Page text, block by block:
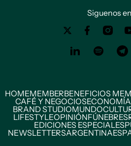
Siguenos
HOMEMEMBERBENEFICIOS
CAFÉ Y NEGOCIOS
BRAND STUDIOMUNDO
LIFESTYLEOPINIÓNFÚNEBRES
EDICIONES ESPECIALES
NEWSLETTERSARGENTINA